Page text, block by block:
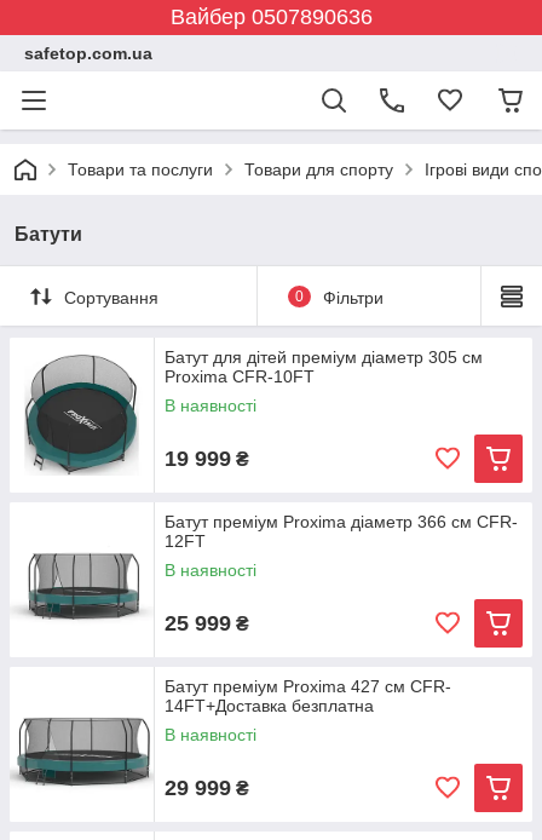
Вайбер 0507890636
safetop.com.ua
Товари та послуги Товари для спорту Ігрові види
Батути
Сортування 0 Фільтри
Батут для дітей преміум діаметр 305 см
Proxima CFR-10FT
В наявності
19 999 ₴
Батут преміум Proxima діаметр 366 см CFR-
12FT
В наявності
25 999 ₴
Батут преміум Proxima 427 см CFR-
14FT+Доставка безплатна
В наявності
29 999 ₴